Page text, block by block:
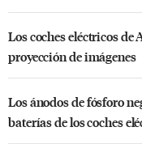
Los coches eléctricos
proyección de imágenes
Los ánodos de fósforo
baterías de los coches